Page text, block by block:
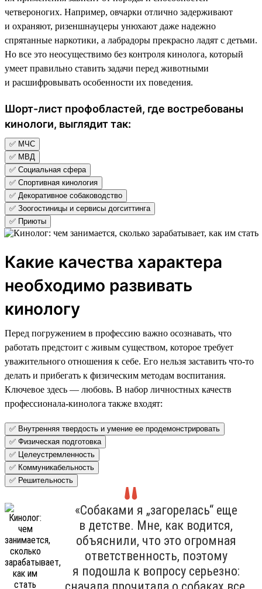
четвероногих. Например, овчарки отлично задерживают
и охраняют, ризеншнауцеры унюхают даже надежно
спрятанные наркотики, а лабрадоры прекрасно ладят с детьми.
Но все это неосуществимо без контроля кинолога, который
умеет правильно ставить задачи перед животными
и расшифровывать особенности их поведения.
Шорт-лист профобластей, где востребованы
кинологи, выглядит так:
✅ МЧС
✅ МВД
✅ Социальная сфера
✅ Спортивная кинология
✅ Декоративное собаководство
✅ Зоогостиницы и сервисы догситтинга
✅ Приюты
Какие качества характера
необходимо развивать
кинологу
Перед погружением в профессию важно осознавать, что
работать предстоит с живым существом, которое требует
уважительного отношения к себе. Его нельзя заставить что-то
делать и прибегать к физическим методам воспитания.
Ключевое здесь — любовь. В набор личностных качеств
профессионала-кинолога также входят:
✅ Внутренняя твердость и умение ее продемонстрировать
✅ Физическая подготовка
✅ Целеустремленность
✅ Коммуникабельность
✅ Решительность
«Собаками я „загорелась“ еще
в детстве. Мне, как водится,
объяснили, что это огромная
ответственность, поэтому
я подошла к вопросу серьезно: